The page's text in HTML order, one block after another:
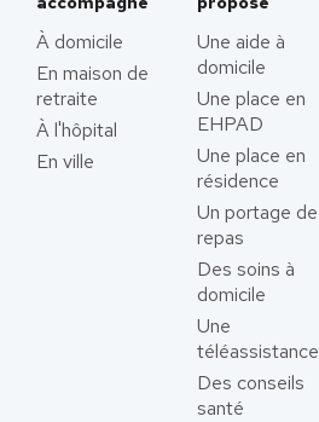
À domicile
En maison de
retraite
À l'hôpital
En ville
Une aide à
domicile
Une place en
EHPAD
Une place en
résidence
Un portage de
repas
Des soins à
domicile
Une
téléassistance
Des conseils
santé